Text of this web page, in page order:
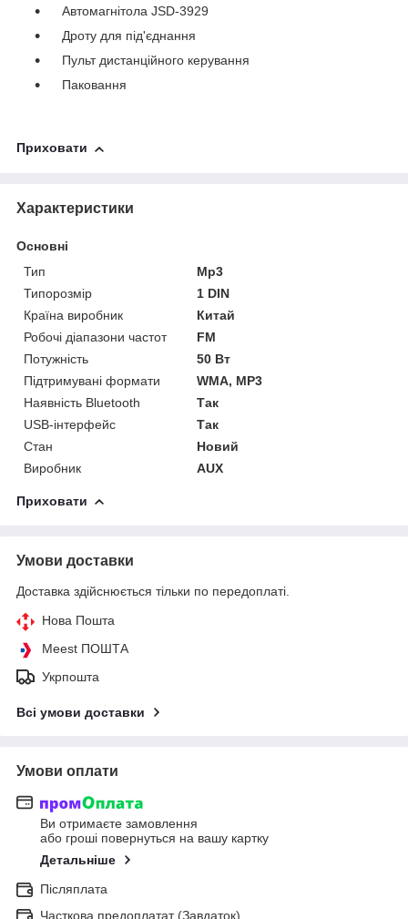
Автомагнітола JSD-3929
Дроту для під'єднання
Пульт дистанційного керування
Паковання
Приховати
Характеристики
Основні
Тип
Mp3
Типорозмір
1 DIN
Країна виробник
Китай
Робочі діапазони частот
FM
Потужність
50 Вт
Підтримувані формати
WMA, MP3
Наявність Bluetooth
Так
USB-інтерфейс
Так
Стан
Новий
Виробник
AUX
Приховати
Умови доставки
Доставка здійснюється тільки по передоплаті.
Нова Пошта
Meest ПОШТА
Укрпошта
Всі умови доставки
Умови оплати
Ви отримаєте замовлення
або гроші повернуться на вашу картку
Детальніше
Післяплата
Часткова предоплатат (Завдаток)